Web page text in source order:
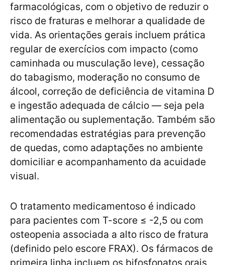
farmacológicas, com o objetivo de reduzir o
risco de fraturas e melhorar a qualidade de
vida. As orientações gerais incluem prática
regular de exercícios com impacto (como
caminhada ou musculação leve), cessação
do tabagismo, moderação no consumo de
álcool, correção de deficiência de vitamina D
e ingestão adequada de cálcio — seja pela
alimentação ou suplementação. Também são
recomendadas estratégias para prevenção
de quedas, como adaptações no ambiente
domiciliar e acompanhamento da acuidade
visual.
O tratamento medicamentoso é indicado
para pacientes com T-score ≤ -2,5 ou com
osteopenia associada a alto risco de fratura
(definido pelo escore FRAX). Os fármacos de